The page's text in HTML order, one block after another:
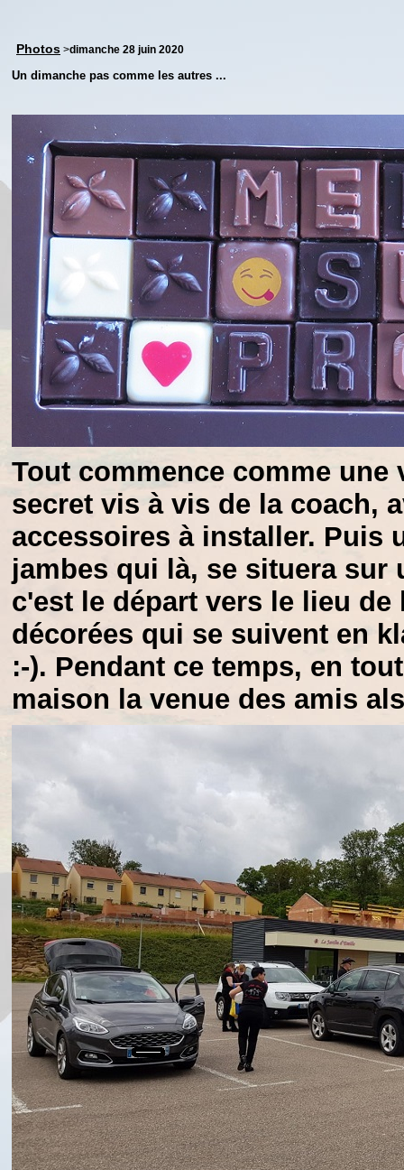
Photos >dimanche 28 juin 2020
Un dimanche pas comme les autres ...
Tout commence comme
secret vis à vis de la coach,
accessoires à installer. Puis
jambes qui là, se situera
c'est le départ vers le lieu
décorées qui se suivent en
:-). Pendant ce temps, en
maison la venue des amis